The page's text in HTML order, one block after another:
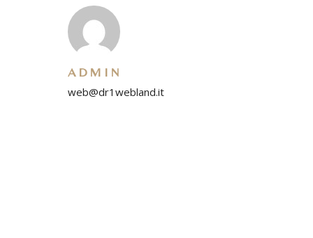
ADMIN
web@dr1webland.it